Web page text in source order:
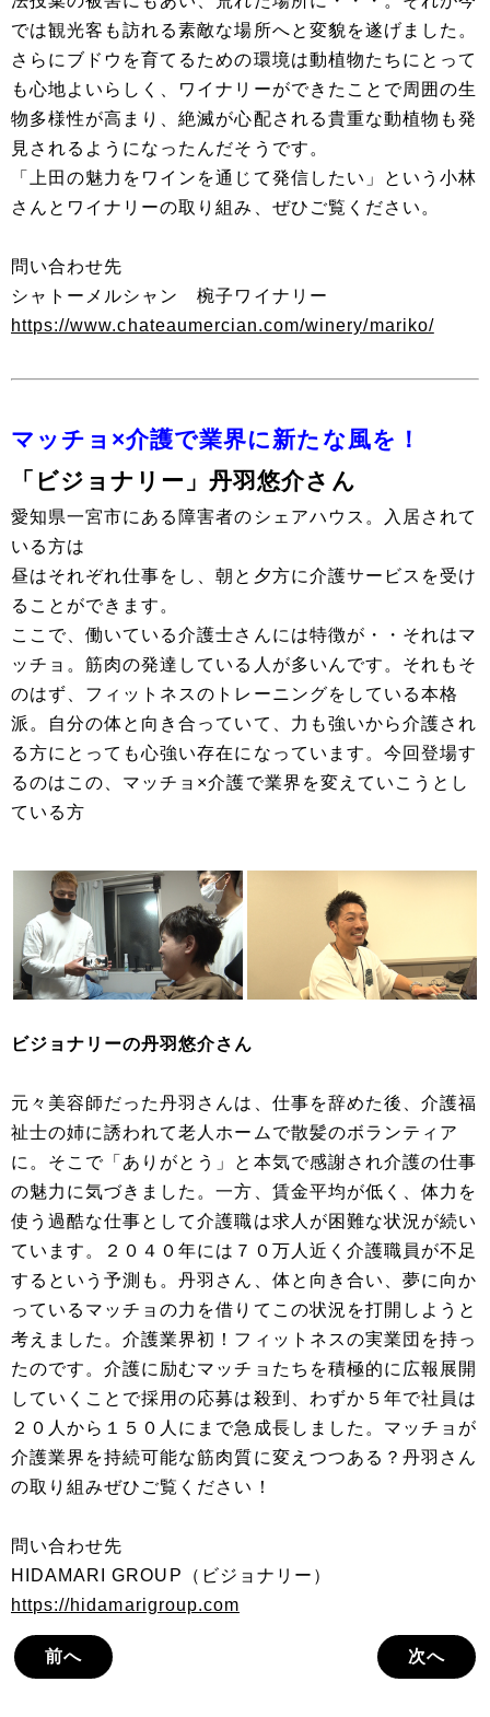
では観光客も訪れる素敵な場所へと変貌を遂げました。
さらにブドウを育てるための環境は動植物たちにとって
も心地よいらしく、ワイナリーができたことで周囲の生
物多様性が高まり、絶滅が心配される貴重な動植物も発
見されるようになったんだそうです。
「上田の魅力をワインを通じて発信したい」という小林
さんとワイナリーの取り組み、ぜひご覧ください。
問い合わせ先
シャトーメルシャン 椀子ワイナリー
https://www.chateaumercian.com/winery/mariko/
マッチョ×介護で業界に新たな風を！
「ビジョナリー」丹羽悠介さん
愛知県一宮市にある障害者のシェアハウス。入居されて
いる方は
昼はそれぞれ仕事をし、朝と夕方に介護サービスを受け
ることができます。
ここで、働いている介護士さんには特徴が・・それはマ
ッチョ。筋肉の発達している人が多いんです。それもそ
のはず、フィットネスのトレーニングをしている本格
派。自分の体と向き合っていて、力も強いから介護され
る方にとっても心強い存在になっています。今回登場す
るのはこの、マッチョ×介護で業界を変えていこうとし
ている方
ビジョナリーの丹羽悠介さん
元々美容師だった丹羽さんは、仕事を辞めた後、介護福
祉士の姉に誘われて老人ホームで散髪のボランティア
に。そこで「ありがとう」と本気で感謝され介護の仕事
の魅力に気づきました。一方、賃金平均が低く、体力を
使う過酷な仕事として介護職は求人が困難な状況が続い
ています。２０４０年には７０万人近く介護職員が不足
するという予測も。丹羽さん、体と向き合い、夢に向か
っているマッチョの力を借りてこの状況を打開しようと
考えました。介護業界初！フィットネスの実業団を持っ
たのです。介護に励むマッチョたちを積極的に広報展開
していくことで採用の応募は殺到、わずか５年で社員は
２０人から１５０人にまで急成長しました。マッチョが
介護業界を持続可能な筋肉質に変えつつある？丹羽さん
の取り組みぜひご覧ください！
問い合わせ先
HIDAMARI GROUP（ビジョナリー）
https://hidamarigroup.com
前へ 次へ